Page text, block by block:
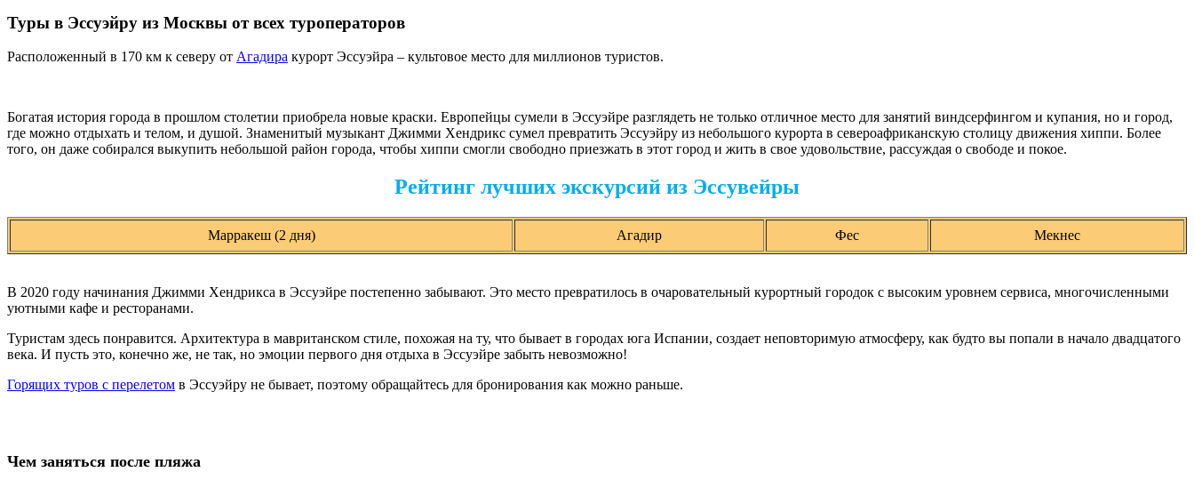
Туры в Эссуэйру из Москвы от всех туроператоров
Расположенный в 170 км к северу от Агадира курорт Эссуэйра – культовое место для миллионов туристов.
Богатая история города в прошлом столетии приобрела новые краски. Европейцы сумели в Эссуэйре разглядеть не только отличное место для занятий виндсерфингом и купания, но и город,
где можно отдыхать и телом, и душой. Знаменитый музыкант Джимми Хендрикс сумел превратить Эссуэйру из небольшого курорта в североафриканскую столицу движения хиппи. Более
того, он даже собирался выкупить небольшой район города, чтобы хиппи смогли свободно приезжать в этот город и жить в свое удовольствие, рассуждая о свободе и покое.
Рейтинг лучших экскурсий из Эссувейры
Марракеш (2 дня) Агадир Фес Мекнес
В 2020 году начинания Джимми Хендрикса в Эссуэйре постепенно забывают. Это место превратилось в очаровательный курортный городок с высоким уровнем сервиса, многочисленными
уютными кафе и ресторанами.
Туристам здесь понравится. Архитектура в мавританском стиле, похожая на ту, что бывает в городах юга Испании, создает неповторимую атмосферу, как будто вы попали в начало двадцатого
века. И пусть это, конечно же, не так, но эмоции первого дня отдыха в Эссуэйре забыть невозможно!
Горящих туров с перелетом в Эссуэйру не бывает, поэтому обращайтесь для бронирования как можно раньше.
Чем заняться после пляжа